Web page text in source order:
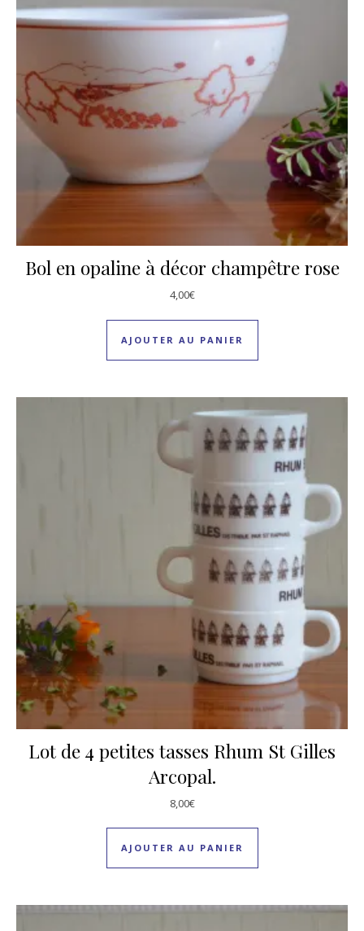
Bol en opaline à décor champêtre rose
4,00€
AJOUTER AU PANIER
Lot de 4 petites tasses Rhum St Gilles
Arcopal.
8,00€
AJOUTER AU PANIER